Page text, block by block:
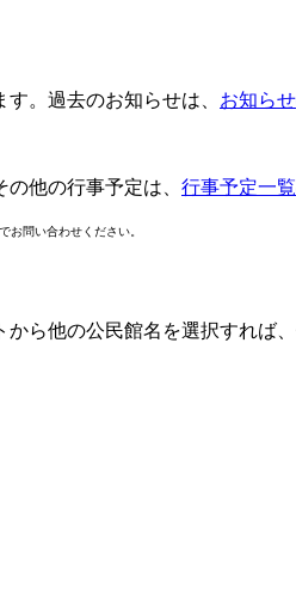
。過去のお知らせは、 お知ら
他の行事予定は、 行事予定一
お問い合わせください。
ら他の公民館名を選択すれば